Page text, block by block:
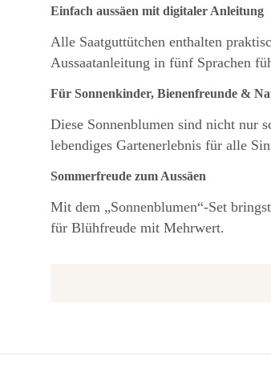
Einfach aussäen mit digitaler Anleitung
Alle Saatguttütchen enthalten
Aussaatanleitung in fünf Sprachen
Für Sonnenkinder, Bienenfreunde &
Diese Sonnenblumen sind nicht nur
lebendiges Gartenerlebnis für alle
Sommerfreude zum Aussäen
Mit dem „Sonnenblumen“-Set
für Blühfreude mit Mehrwert.